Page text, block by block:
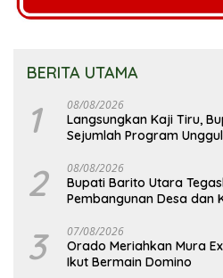
BERITA UTAMA
1 08/08/2026
Langsungkan Kaji Tiru,
Sejumlah Program
2 08/08/2026
Bupati Barito Utara
Pembangunan Desa dan
3 07/08/2026
Orado Meriahkan Mura
Ikut Bermain Domino